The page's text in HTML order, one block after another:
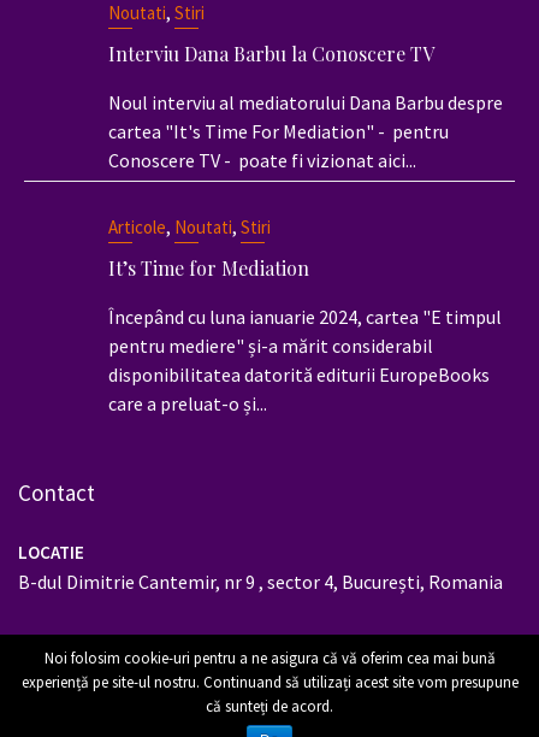
Noutati, Stiri
Interviu Dana Barbu la Conoscere TV
Noul interviu al mediatorului Dana Barbu despre
cartea "It's Time For Mediation" - pentru
Conoscere TV - poate fi vizionat aici...
Articole, Noutati, Stiri
It’s Time for Mediation
Începând cu luna ianuarie 2024, cartea "E timpul
pentru mediere" și-a mărit considerabil
disponibilitatea datorită editurii EuropeBooks
care a preluat-o și...
Contact
LOCATIE
B-dul Dimitrie Cantemir, nr 9 , sector 4, București, Romania
EMAIL
office@db-mediators.ro
A new release by mediator Dana Barbu at EuropeBooks
publishing house - IT'S TIME FOR MEDIATION More details in
Noi folosim cookie-uri pentru a ne asigura că vă oferim cea mai bună
experiență pe site-ul nostru. Continuand să utilizați acest site vom presupune
că sunteți de acord.